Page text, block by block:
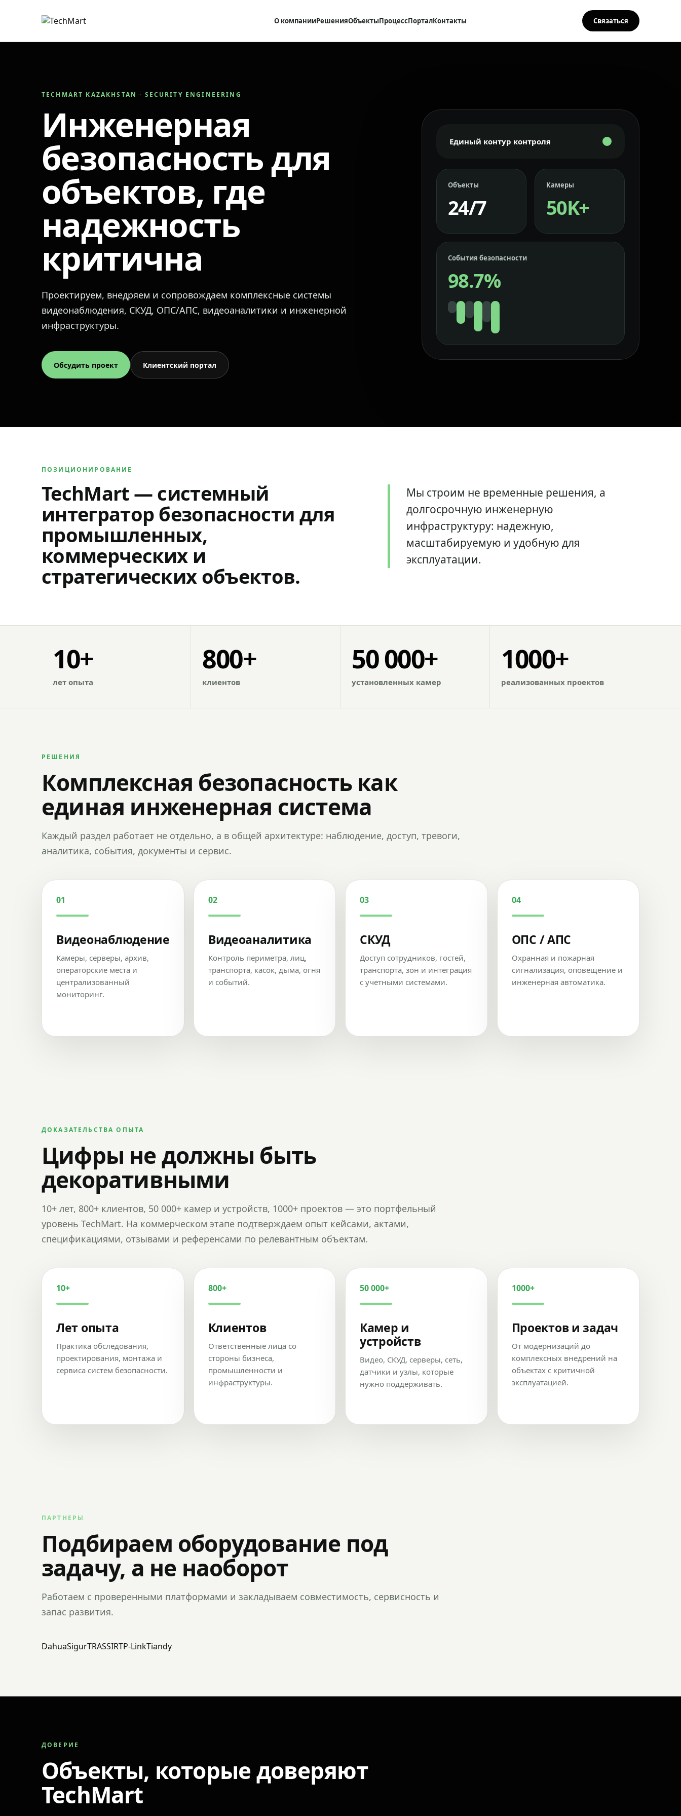
О компанииРешенияОбъектыПроцессПорталКонтакты Связаться
TECHMART KAZAKHSTAN · SECURITY ENGINEERING
Инженерная
безопасность для
объектов, где
надежность
критична
Проектируем, внедряем и сопровождаем комплексные системы
видеонаблюдения, СКУД, ОПС/АПС, видеоаналитики и инженерной
инфраструктуры.
Обсудить проект Клиентский портал
Единый контур контроля
Объекты
24/7
Камеры
50K+
События безопасности
98.7%
ПОЗИЦИОНИРОВАНИЕ
TechMart — системный
интегратор безопасности для
промышленных,
коммерческих и
стратегических объектов.
Мы строим не временные решения, а
долгосрочную инженерную
инфраструктуру: надежную,
масштабируемую и удобную для
эксплуатации.
10+
лет опыта
800+
клиентов
50 000+
установленных камер
1000+
реализованных проектов
РЕШЕНИЯ
Комплексная безопасность как
единая инженерная система
Каждый раздел работает не отдельно, а в общей архитектуре: наблюдение, доступ, тревоги,
аналитика, события, документы и сервис.
01
Видеонаблюдение
Камеры, серверы, архив,
операторские места и
централизованный
мониторинг.
02
Видеоаналитика
Контроль периметра, лиц,
транспорта, касок, дыма, огня
и событий.
03
СКУД
Доступ сотрудников, гостей,
транспорта, зон и интеграция
с учетными системами.
04
ОПС / АПС
Охранная и пожарная
сигнализация, оповещение и
инженерная автоматика.
ДОКАЗАТЕЛЬСТВА ОПЫТА
Цифры не должны быть
декоративными
10+ лет, 800+ клиентов, 50 000+ камер и устройств, 1000+ проектов — это портфельный
уровень TechMart. На коммерческом этапе подтверждаем опыт кейсами, актами,
спецификациями, отзывами и референсами по релевантным объектам.
10+
Лет опыта
Практика обследования,
проектирования, монтажа и
сервиса систем безопасности.
800+
Клиентов
Ответственные лица со
стороны бизнеса,
промышленности и
инфраструктуры.
50 000+
Камер и
устройств
Видео, СКУД, серверы, сеть,
датчики и узлы, которые
нужно поддерживать.
1000+
Проектов и задач
От модернизаций до
комплексных внедрений на
объектах с критичной
эксплуатацией.
ПАРТНЕРЫ
Подбираем оборудование под
задачу, а не наоборот
Работаем с проверенными платформами и закладываем совместимость, сервисность и
запас развития.
DahuaSigurTRASSIRTP-LinkTiandy
ДОВЕРИЕ
Объекты, которые доверяют
TechMart